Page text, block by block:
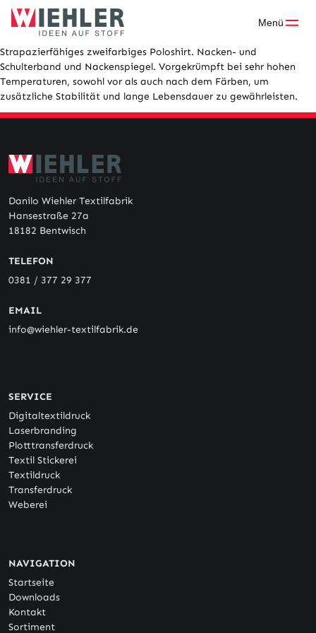
Skip
Menü
Strapazierfähiges zweifarbiges Poloshirt. Nacken- und
Schulterband und Nackenspiegel. Vorgekrümpft bei sehr hohen
Temperaturen, sowohl vor als auch nach dem Färben, um
zusätzliche Stabilität und lange Lebensdauer zu gewährleisten.
Danilo Wiehler Textilfabrik
Hansestraße 27a
18182 Bentwisch
TELEFON
0381 / 377 29 377
EMAIL
info@wiehler-textilfabrik.de
SERVICE
Digitaltextildruck
Laserbranding
Plotttransferdruck
Textil Stickerei
Textildruck
Transferdruck
Weberei
NAVIGATION
Startseite
Downloads
Kontakt
Sortiment